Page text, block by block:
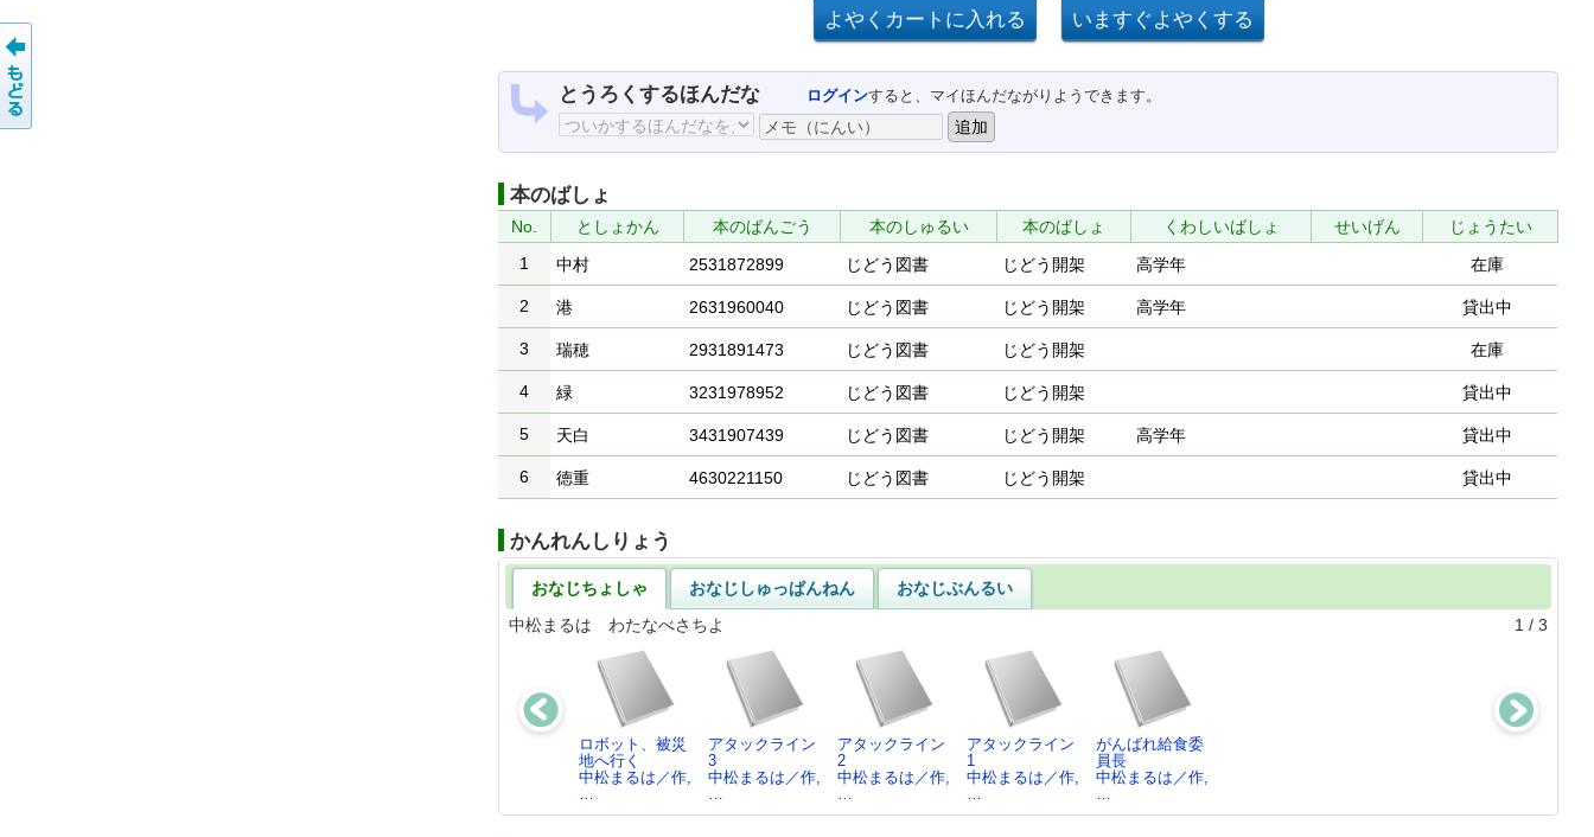
とうろくするほんだな ログインすると、マイほんだながりようできます。
本のばしょ
No. としょかん 本のばんごう 本のしゅるい 本のばしょ くわしいばしょ せいげん
じょうたい
1
中村 2531872899 じどう図書 じどう開架 高学年 在庫
2 港 2631960040 じどう図書 じどう開架 高学年 貸出中
3 瑞穂 2931891473 じどう図書 じどう開架 在庫
4 緑 3231978952 じどう図書 じどう開架 貸出中
5 天白 3431907439 じどう図書 じどう開架 高学年 貸出中
6 徳重 4630221150 じどう図書 じどう開架 貸出中
かんれんしりょう
おなじちょしゃ おなじしゅっぱんねん
おなじぶんるい
中松まるは わたなべさちよ
1 / 3
ロボット、被災
地へ行く
中松まるは／作,
…
アタックライン
3
中松まるは／作,
…
アタックライン
2
中松まるは／作,
…
アタックライン
1
中松まるは／作,
…
がんばれ給食委
員長
中松まるは／作,
…
…